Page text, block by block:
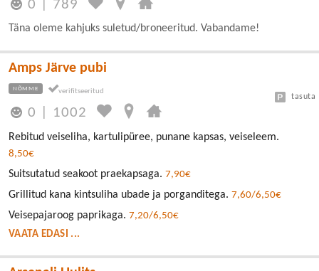
0 789
Täna oleme kahjuks suletud/broneeritud. Vabandame!
Amps Järve pubi
NÕMME
0 1002
tasuta
Rebitud veiseliha, kartulipüree, punane kapsas, veiseleem.
8,50€
Suitsutatud seakoot praekapsaga. 7,90€
Grillitud kana kintsuliha ubade ja porganditega. 7,60/6,50€
Veisepajaroog paprikaga. 7,20/6,50€
VAATA EDASI ...